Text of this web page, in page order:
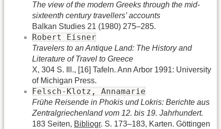
The view of the modern Greeks through the mid-
sixteenth century travellers’ accounts
Balkan Studies 21 (1980) 275–285.
Robert Eisner
Travelers to an Antique Land: The History and
Literature of Travel to Greece
X, 304 S. Ill., [16] Tafeln. Ann Arbor 1991: University
of Michigan Press.
Felsch-Klotz, Annamarie
Frühe Reisende in Phokis und Lokris: Berichte aus
Zentralgriechenland vom 12. bis 19. Jahrhundert.
183 Seiten, Bibliogr. S. 173–183, Karten. Göttingen